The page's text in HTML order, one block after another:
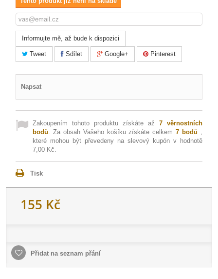
Informujte mě, až bude k dispozici
Tweet Sdílet Google+ Pinterest
Napsat
Zakoupením tohoto produktu získáte až 7 věrnostních
bodů. Za obsah Vašeho košíku získáte celkem7 bodů ,
které mohou být převedeny na slevový kupón v hodnotě
7,00 Kč.
Tisk
155 Kč
Přidat na seznam přání